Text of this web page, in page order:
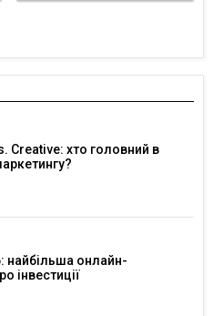
Creative: хто головний в
найбільша онлайн-
інвестиції